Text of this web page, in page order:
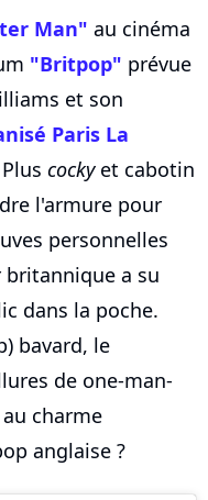
Man" au cinéma
"Britpop" prévue
et son
Paris La
cockyet cabotin
l'armure pour
personnelles
britannique a su
dans la poche.
bavard, le
de one-man-
charme
anglaise ?